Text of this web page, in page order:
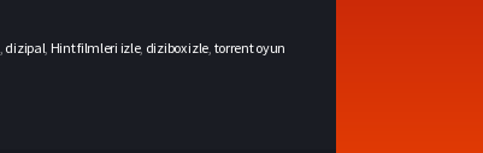
dizipal Hint filmleri izle, dizibox izle torrent oyun